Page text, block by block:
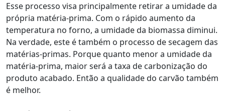
Esse processo visa principalmente retirar a umidade da
própria matéria-prima. Com o rápido aumento da
temperatura no forno, a umidade da biomassa diminui.
Na verdade, este é também o processo de secagem das
matérias-primas. Porque quanto menor a umidade da
matéria-prima, maior será a taxa de carbonização do
produto acabado. Então a qualidade do carvão também
é melhor.